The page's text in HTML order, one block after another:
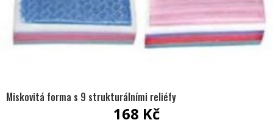
Miskovitá forma s 9 strukturálními reliéfy
168 Kč